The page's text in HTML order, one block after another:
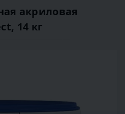
акриловая
14 кг